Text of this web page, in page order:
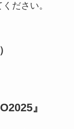
ださい。
』